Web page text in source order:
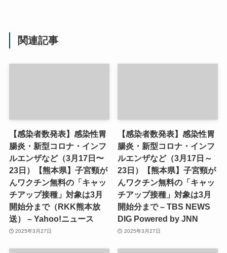
関連記事
【感染者数発表】感染性胃
腸炎・新型コロナ・インフ
ルエンザなど（3月17日〜
23日）【熊本県】子宮頸が
んワクチン無料の「キャッ
チアップ接種」対象は3月
開始分まで（RKK熊本放
送） – Yahoo!ニュース
2025年3月27日
【感染者数発表】感染性胃
腸炎・新型コロナ・インフ
ルエンザなど（3月17日～
23日）【熊本県】子宮頸が
んワクチン無料の「キャッ
チアップ接種」対象は3月
開始分まで – TBS NEWS
DIG Powered by JNN
2025年3月27日